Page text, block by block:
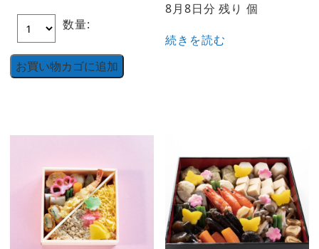
数量:
お買い物カゴに追加
8月8日分 残り 個
続きを読む